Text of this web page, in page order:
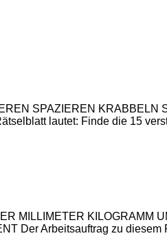
SPAZIEREN KRABBELN
lautet: Finde die 15
MILLIMETER KILOGRAMM
Der Arbeitsauftrag zu